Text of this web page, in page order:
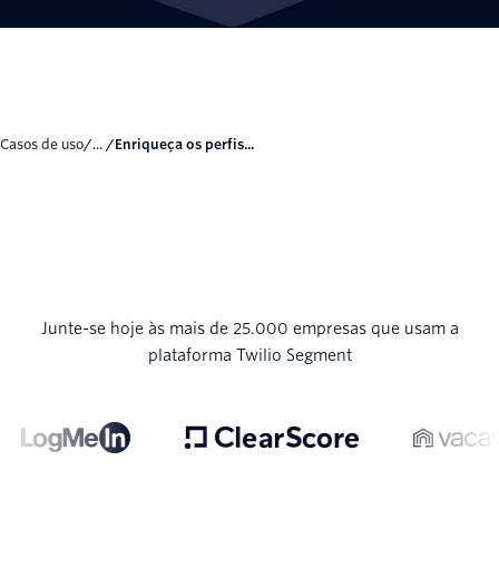
Casos de uso/... / Enriqueça os perfis...
Junte-se hoje às mais de 25.000 empresas que usam a
plataforma Twilio Segment